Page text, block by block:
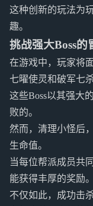
这种创新的玩法为
趣。
挑战强大Boss的
在游戏中，玩家将
七曜使灵和破军七杀
这些Boss以其强大
败的。
然而，清理小怪后
生命值。
当每位帮派成员共
能获得丰厚的奖励。
不仅如此，成功击